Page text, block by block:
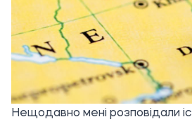
Нещодавно мені розповідали